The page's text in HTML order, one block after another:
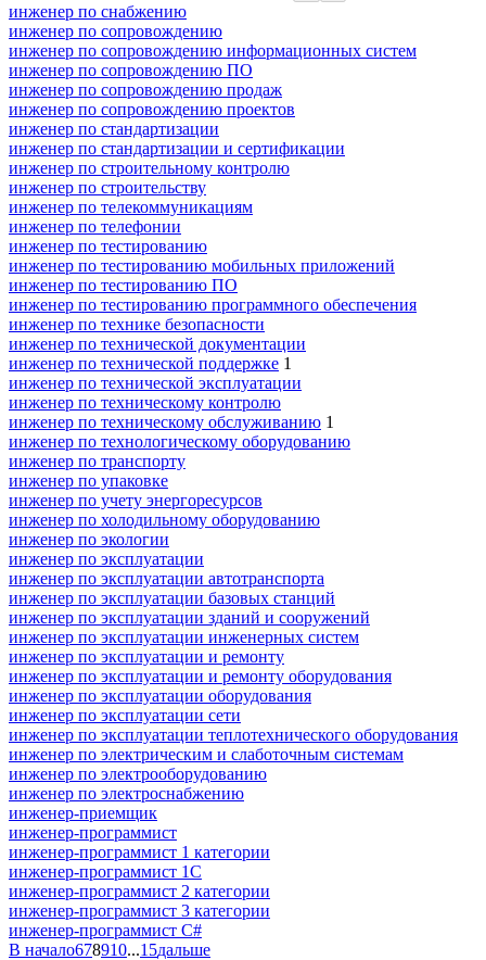
инженер по снабжению
инженер по сопровождению
инженер по сопровождению информационных систем
инженер по сопровождению ПО
инженер по сопровождению продаж
инженер по сопровождению проектов
инженер по стандартизации
инженер по стандартизации и сертификации
инженер по строительному контролю
инженер по строительству
инженер по телекоммуникациям
инженер по телефонии
инженер по тестированию
инженер по тестированию мобильных приложений
инженер по тестированию ПО
инженер по тестированию программного обеспечения
инженер по технике безопасности
инженер по технической документации
инженер по технической поддержке 1
инженер по технической эксплуатации
инженер по техническому контролю
инженер по техническому обслуживанию 1
инженер по технологическому оборудованию
инженер по транспорту
инженер по упаковке
инженер по учету энергоресурсов
инженер по холодильному оборудованию
инженер по экологии
инженер по эксплуатации
инженер по эксплуатации автотранспорта
инженер по эксплуатации базовых станций
инженер по эксплуатации зданий и сооружений
инженер по эксплуатации инженерных систем
инженер по эксплуатации и ремонту
инженер по эксплуатации и ремонту оборудования
инженер по эксплуатации оборудования
инженер по эксплуатации сети
инженер по эксплуатации теплотехнического оборудования
инженер по электрическим и слаботочным системам
инженер по электрооборудованию
инженер по электроснабжению
инженер-приемщик
инженер-программист
инженер-программист 1 категории
инженер-программист 1С
инженер-программист 2 категории
инженер-программист 3 категории
инженер-программист C#
В начало678910...15дальше